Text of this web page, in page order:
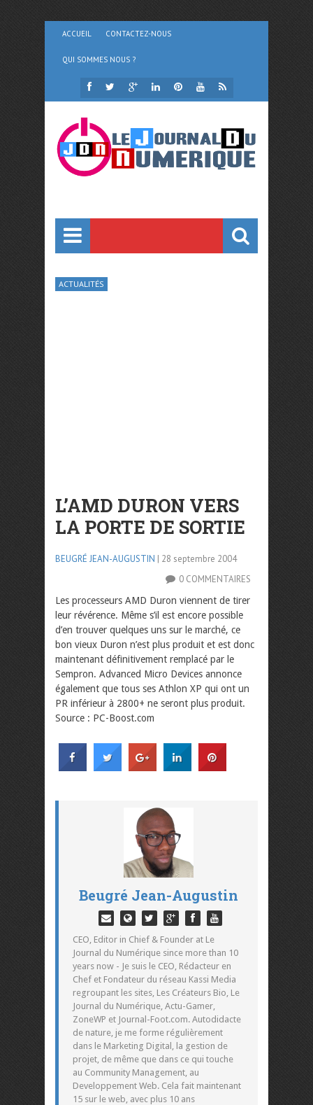
ACCUEIL CONTACTEZ-NOUS
QUI SOMMES NOUS ?
ACTUALITÉS
L’AMD DURON VERS
LA PORTE DE SORTIE
BEUGRÉ JEAN-AUGUSTIN | 28 septembre 2004
0 COMMENTAIRES
Les processeurs AMD Duron viennent de tirer
leur révérence. Même s’il est encore possible
d’en trouver quelques uns sur le marché, ce
bon vieux Duron n’est plus produit et est donc
maintenant définitivement remplacé par le
Sempron. Advanced Micro Devices annonce
également que tous ses Athlon XP qui ont un
PR inférieur à 2800+ ne seront plus produit.
Source : PC-Boost.com
Beugré Jean-Augustin
CEO, Editor in Chief & Founder at Le
Journal du Numérique since more than 10
years now - Je suis le CEO, Rédacteur en
Chef et Fondateur du réseau Kassi Media
regroupant les sites, Les Créateurs Bio, Le
Journal du Numérique, Actu-Gamer,
ZoneWP et Journal-Foot.com. Autodidacte
de nature, je me forme régulièrement
dans le Marketing Digital, la gestion de
projet, de même que dans ce qui touche
au Community Management, au
Developpement Web. Cela fait maintenant
15 sur le web, avec plus 10 ans